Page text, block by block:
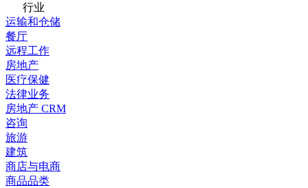
行业
运输和仓储
餐厅
远程工作
房地产
医疗保健
法律业务
房地产 CRM
咨询
旅游
建筑
商店与电商
商品品类